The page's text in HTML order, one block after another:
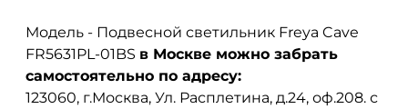
Модель - Подвесной светильник Freya Cave
FR5631PL-01BS в Москве можно забрать
самостоятельно по адресу:
123060, г.Москва, Ул. Расплетина, д.24, оф.208. с